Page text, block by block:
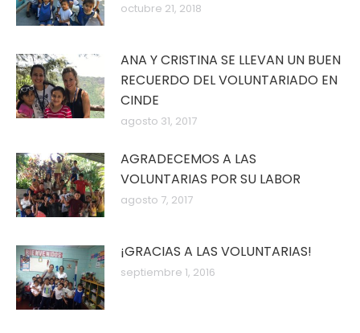
octubre 21, 2018
ANA Y CRISTINA SE LLEVAN UN BUEN
RECUERDO DEL VOLUNTARIADO EN
CINDE
agosto 31, 2017
AGRADECEMOS A LAS
VOLUNTARIAS POR SU LABOR
agosto 7, 2017
¡GRACIAS A LAS VOLUNTARIAS!
septiembre 1, 2016